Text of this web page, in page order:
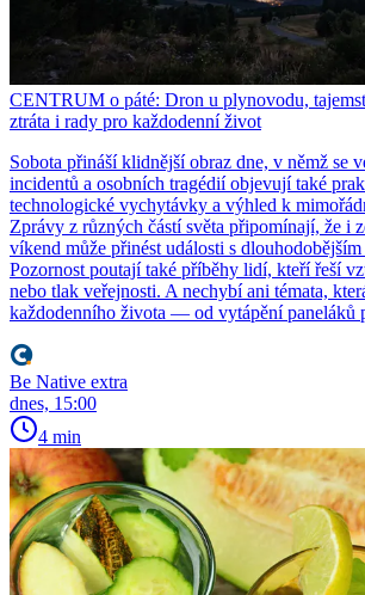
CENTRUM o páté: Dron u plynovodu,
ztráta i rady pro každodenní život
Sobota přináší klidnější obraz dne, v němž se
incidentů a osobních tragédií objevují také
technologické vychytávky a výhled k
Zprávy z různých částí světa připomínají, že i
víkend může přinést události s
Pozornost poutají také příběhy lidí, kteří řeší
nebo tlak veřejnosti. A nechybí ani témata,
každodenního života — od vytápění paneláků
Be Native extra
dnes, 15:00
4 min